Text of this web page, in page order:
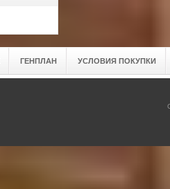
ГЕНПЛАН УСЛОВИЯ ПОКУПКИ